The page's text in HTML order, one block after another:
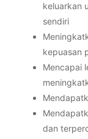
keluarkan
sendiri
kepuasan
Mencapai
dan